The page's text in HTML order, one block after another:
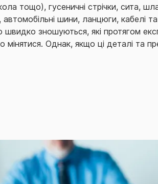
тощо), гусеничні стрічки, сита,
автомобільні шини, ланцюги, кабелі
зношуються, які протягом
мінятися. Однак, якщо ці деталі та
випадку, то страхове
страхування.
не поширюється: на тимчасово
тому числі її союзниками та/або